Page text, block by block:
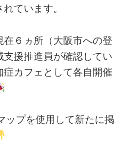
ています。
６ヵ所（大阪市への登
援推進員が確認してい
症カフェとして各自開催
ップを使用して新たに掲